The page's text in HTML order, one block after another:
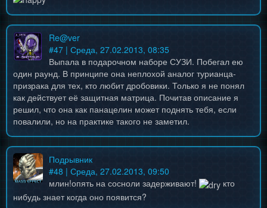
Re@ver
#47 | Среда, 27.02.2013, 08:35
Выпала в подарочном наборе СУЗИ. Побегал ею
один раунд. В принципе она неплохой аналог турианца-
призрака для тех, кто любит дробовики. Только я не понял
как действует её защитная матрица. Почитав описание я
решил, что она как панацелин может поднять тебя, если
повалили, но на практике такого не заметил.
Подрывник
#48 | Среда, 27.02.2013, 09:50
млин!опять на сосноли задерживают!
кто
нибудь знает когда оно появится?